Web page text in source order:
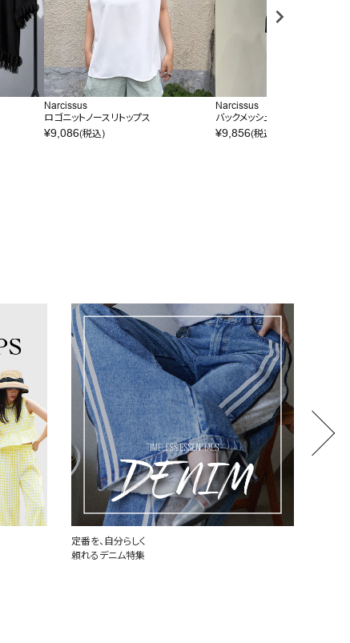
Narcissus
ロゴニットノースリトップス
¥9,086(税込)
Narcissus
バックメッシュノースリーブ
¥9,856(税込)
世界中で愛されるハートロゴ
PLAY COMME des GARCONS